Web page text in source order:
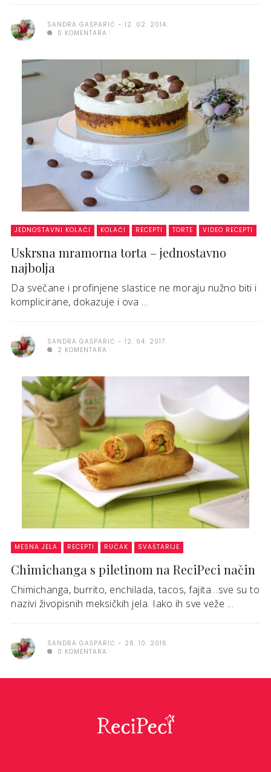
SANDRA GAŠPARIĆ
12. 02. 2014.
0 KOMENTARA
JEDNOSTAVNI KOLAČI KOLAČI RECEPTI TORTE VIDEO RECEPTI
Uskrsna mramorna torta – jednostavno
najbolja
Da svečane i profinjene slastice ne moraju nužno biti i
komplicirane, dokazuje i ova ...
SANDRA GAŠPARIĆ
12. 04. 2017.
2 KOMENTARA
MESNA JELA RECEPTI RUČAK SVAŠTARIJE
Chimichanga s piletinom na ReciPeci način
Chimichanga, burrito, enchilada, tacos, fajita…sve su to
nazivi živopisnih meksičkih jela. Iako ih sve veže ...
SANDRA GAŠPARIĆ
28. 10. 2016.
0 KOMENTARA